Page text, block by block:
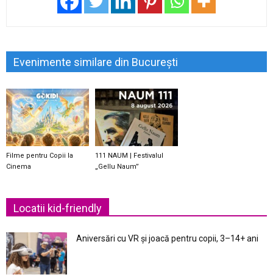
Evenimente similare din București
Filme pentru Copii la
Cinema
111 NAUM | Festivalul
„Gellu Naum”
Locatii kid-friendly
Aniversări cu VR și joacă pentru copii, 3–14+ ani